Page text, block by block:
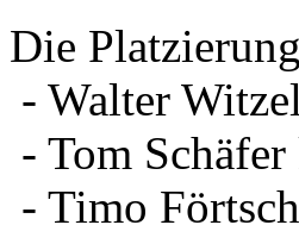
Die
- Walter
- Tom
- Timo